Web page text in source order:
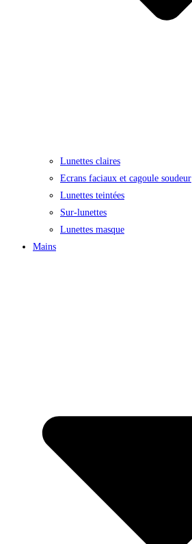
Lunettes claires
Ecrans faciaux et cagoule soudeur
Lunettes teintées
Sur-lunettes
Lunettes masque
Mains